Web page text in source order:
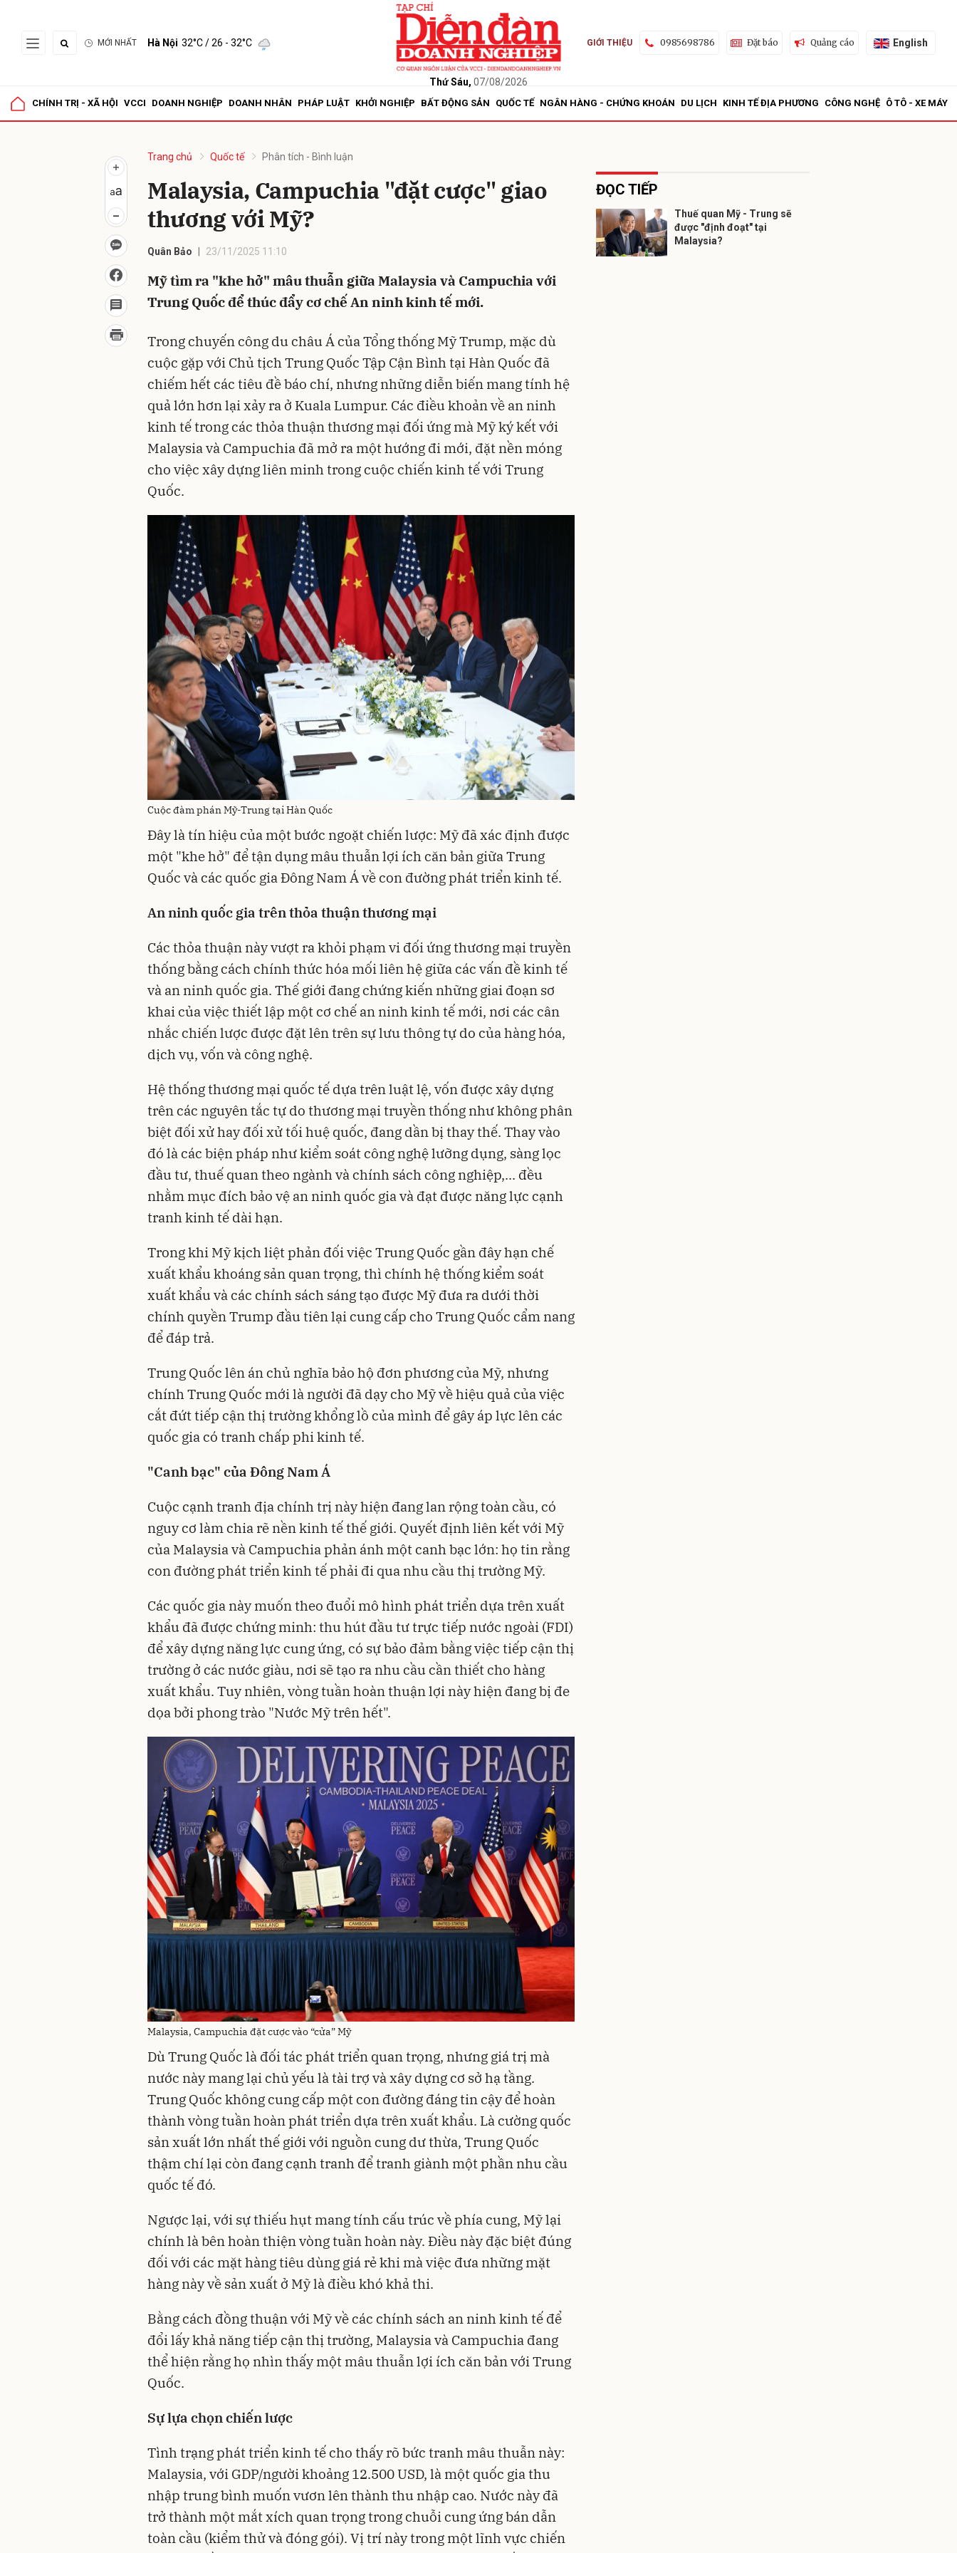
MỚI NHẤT Hà Nội 32°C/ 26 - 32°C
Thứ Sáu, 07/08/2026
GIỚI THIỆU 0985698786 Đặt báo Quảng cáo English
CHÍNH TRỊ - XÃ HỘI VCCI DOANH NGHIỆP DOANH NHÂN PHÁP LUẬT KHỞI NGHIỆP BẤT ĐỘNG SẢN QUỐC TẾ NGÂN HÀNG - CHỨNG KHOÁN DU LỊCH KINH TẾ ĐỊA PHƯƠNG CÔNG NGHỆ Ô TÔ - XE MÁY
Trang chủ Quốc tế Phân tích - Bình luận
Malaysia, Campuchia "đặt cược" giao
thương với Mỹ?
Quân Bảo 23/11/2025 11:10
Mỹ tìm ra "khe hở" mâu thuẫn giữa Malaysia và Campuchia với
Trung Quốc để thúc đẩy cơ chế An ninh kinh tế mới.
Trong chuyến công du châu Á của Tổng thống Mỹ Trump, mặc dù
cuộc gặp với Chủ tịch Trung Quốc Tập Cận Bình tại Hàn Quốc đã
chiếm hết các tiêu đề báo chí, nhưng những diễn biến mang tính hệ
quả lớn hơn lại xảy ra ở Kuala Lumpur. Các điều khoản về an ninh
kinh tế trong các thỏa thuận thương mại đối ứng mà Mỹ ký kết với
Malaysia và Campuchia đã mở ra một hướng đi mới, đặt nền móng
cho việc xây dựng liên minh trong cuộc chiến kinh tế với Trung
Quốc.
Cuộc đàm phán Mỹ-Trung tại Hàn Quốc
Đây là tín hiệu của một bước ngoặt chiến lược: Mỹ đã xác định được
một "khe hở" để tận dụng mâu thuẫn lợi ích căn bản giữa Trung
Quốc và các quốc gia Đông Nam Á về con đường phát triển kinh tế.
An ninh quốc gia trên thỏa thuận thương mại
Các thỏa thuận này vượt ra khỏi phạm vi đối ứng thương mại truyền
thống bằng cách chính thức hóa mối liên hệ giữa các vấn đề kinh tế
và an ninh quốc gia. Thế giới đang chứng kiến những giai đoạn sơ
khai của việc thiết lập một cơ chế an ninh kinh tế mới, nơi các cân
nhắc chiến lược được đặt lên trên sự lưu thông tự do của hàng hóa,
dịch vụ, vốn và công nghệ.
Hệ thống thương mại quốc tế dựa trên luật lệ, vốn được xây dựng
trên các nguyên tắc tự do thương mại truyền thống như không phân
biệt đối xử hay đối xử tối huệ quốc, đang dần bị thay thế. Thay vào
đó là các biện pháp như kiểm soát công nghệ lưỡng dụng, sàng lọc
đầu tư, thuế quan theo ngành và chính sách công nghiệp,... đều
nhằm mục đích bảo vệ an ninh quốc gia và đạt được năng lực cạnh
tranh kinh tế dài hạn.
Trong khi Mỹ kịch liệt phản đối việc Trung Quốc gần đây hạn chế
xuất khẩu khoáng sản quan trọng, thì chính hệ thống kiểm soát
xuất khẩu và các chính sách sáng tạo được Mỹ đưa ra dưới thời
chính quyền Trump đầu tiên lại cung cấp cho Trung Quốc cẩm nang
để đáp trả.
Trung Quốc lên án chủ nghĩa bảo hộ đơn phương của Mỹ, nhưng
chính Trung Quốc mới là người đã dạy cho Mỹ về hiệu quả của việc
cắt đứt tiếp cận thị trường khổng lồ của mình để gây áp lực lên các
quốc gia có tranh chấp phi kinh tế.
"Canh bạc" của Đông Nam Á
Cuộc cạnh tranh địa chính trị này hiện đang lan rộng toàn cầu, có
nguy cơ làm chia rẽ nền kinh tế thế giới. Quyết định liên kết với Mỹ
của Malaysia và Campuchia phản ánh một canh bạc lớn: họ tin rằng
con đường phát triển kinh tế phải đi qua nhu cầu thị trường Mỹ.
Các quốc gia này muốn theo đuổi mô hình phát triển dựa trên xuất
khẩu đã được chứng minh: thu hút đầu tư trực tiếp nước ngoài (FDI)
để xây dựng năng lực cung ứng, có sự bảo đảm bằng việc tiếp cận thị
trường ở các nước giàu, nơi sẽ tạo ra nhu cầu cần thiết cho hàng
xuất khẩu. Tuy nhiên, vòng tuần hoàn thuận lợi này hiện đang bị đe
dọa bởi phong trào "Nước Mỹ trên hết".
Malaysia, Campuchia đặt cược vào “cửa” Mỹ
Dù Trung Quốc là đối tác phát triển quan trọng, nhưng giá trị mà
nước này mang lại chủ yếu là tài trợ và xây dựng cơ sở hạ tầng.
Trung Quốc không cung cấp một con đường đáng tin cậy để hoàn
thành vòng tuần hoàn phát triển dựa trên xuất khẩu. Là cường quốc
sản xuất lớn nhất thế giới với nguồn cung dư thừa, Trung Quốc
thậm chí lại còn đang cạnh tranh để tranh giành một phần nhu cầu
quốc tế đó.
Ngược lại, với sự thiếu hụt mang tính cấu trúc về phía cung, Mỹ lại
chính là bên hoàn thiện vòng tuần hoàn này. Điều này đặc biệt đúng
đối với các mặt hàng tiêu dùng giá rẻ khi mà việc đưa những mặt
hàng này về sản xuất ở Mỹ là điều khó khả thi.
Bằng cách đồng thuận với Mỹ về các chính sách an ninh kinh tế để
đổi lấy khả năng tiếp cận thị trường, Malaysia và Campuchia đang
thể hiện rằng họ nhìn thấy một mâu thuẫn lợi ích căn bản với Trung
Quốc.
Sự lựa chọn chiến lược
Tình trạng phát triển kinh tế cho thấy rõ bức tranh mâu thuẫn này:
Malaysia, với GDP/người khoảng 12.500 USD, là một quốc gia thu
nhập trung bình muốn vươn lên thành thu nhập cao. Nước này đã
trở thành một mắt xích quan trọng trong chuỗi cung ứng bán dẫn
toàn cầu (kiểm thử và đóng gói). Vị trí này trong một lĩnh vực chiến
ĐỌC TIẾP
Thuế quan Mỹ - Trung sẽ
được "định đoạt" tại
Malaysia?
Gửi